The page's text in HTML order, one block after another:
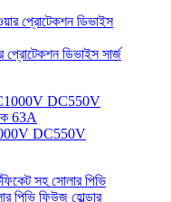
ডিভাইস সার্জ
DC550V